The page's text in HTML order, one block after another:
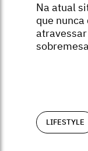
Na atual
que
LIFESTYLE